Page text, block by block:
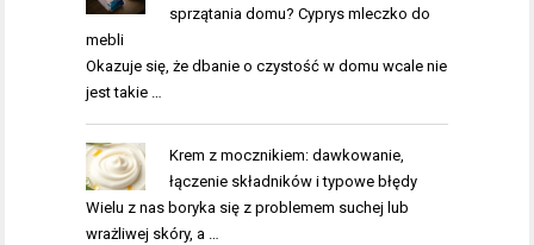
sprzątania domu? Cyprys mleczko do
mebli
Okazuje się, że dbanie o czystość w domu wcale nie
jest takie …
Krem z mocznikiem: dawkowanie,
łączenie składników i typowe błędy
Wielu z nas boryka się z problemem suchej lub
wrażliwej skóry, a …